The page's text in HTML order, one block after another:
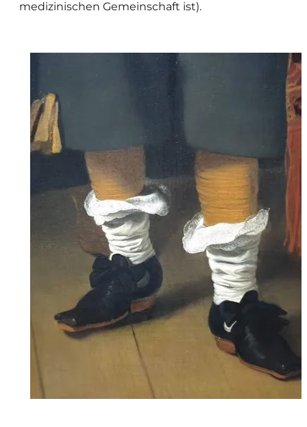
medizinischen Gemeinschaft ist).